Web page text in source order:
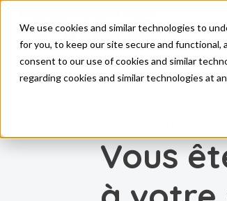
We use cookies and similar technologies to
for you, to keep our site secure and
consent to our use of cookies and similar
regarding cookies and similar technologies at
Skip to main content
Vous